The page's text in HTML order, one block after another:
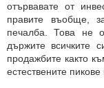
отървавате от
правите въобще,
печалба. Това не
държите всичките
продажбите както
естествените